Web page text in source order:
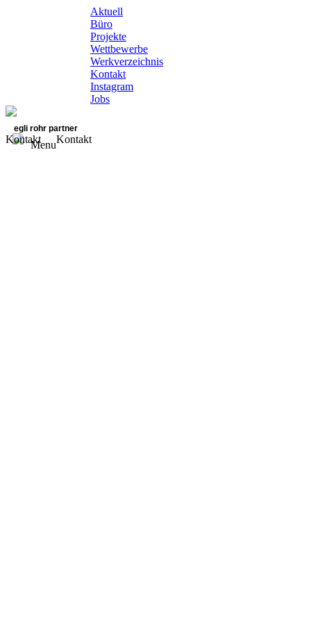
Aktuell
Büro
Projekte
Wettbewerbe
Werkverzeichnis
Kontakt
Instagram
Jobs
egli rohr partner
Menu
Kontakt Kontakt